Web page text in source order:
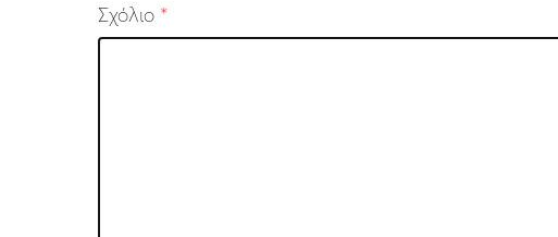
Σχόλιο *